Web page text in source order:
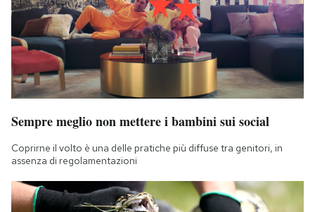
Sempre meglio non mettere i bambini sui social
Coprirne il volto è una delle pratiche più diffuse tra genitori, in
assenza di regolamentazioni